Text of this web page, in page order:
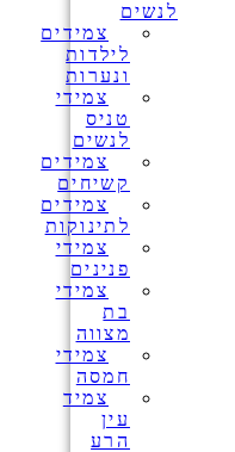
לנשים
צמידים
לילדות
ונערות
צמידי
טניס
לנשים
צמידים
קשיחים
צמידים
לתינוקות
צמידי
פנינים
צמידי
בת
מצווה
צמידי
חמסה
צמיד
עין
הרע